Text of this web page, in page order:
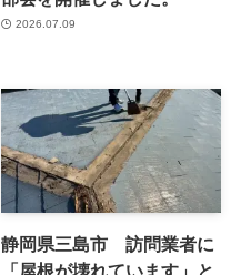
2026.07.09
静岡県三島市 訪問業者に
「屋根が壊れています」と